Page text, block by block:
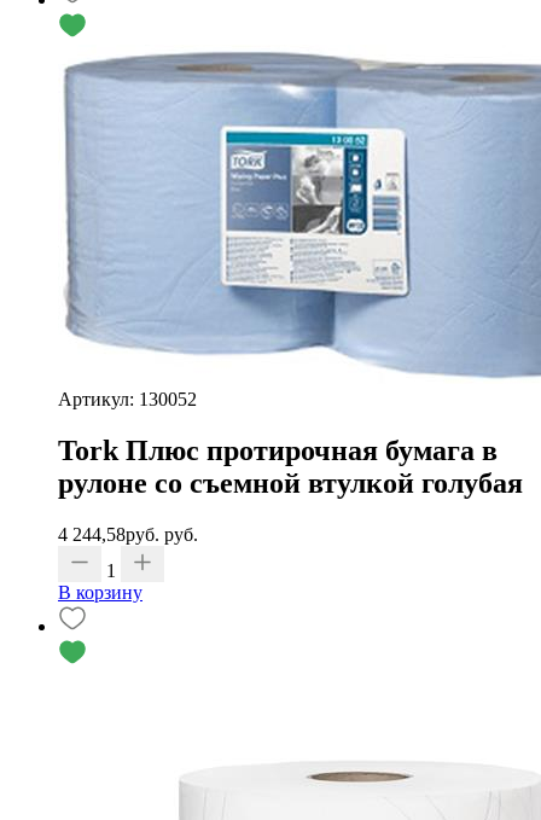
Артикул: 130052
Tork Плюс протирочная бумага в
рулоне со съемной втулкой голубая
4 244,58руб. руб.
1
В корзину